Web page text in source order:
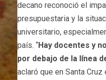
decano reconoció el
presupuestaria y la
universitario,
país. “Hay docentes y
por debajo de la línea
aclaró que en Santa